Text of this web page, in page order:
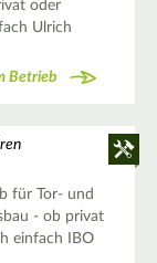
oder
Ulrich
Betrieb
für Tor- und
- ob privat
einfach IBO